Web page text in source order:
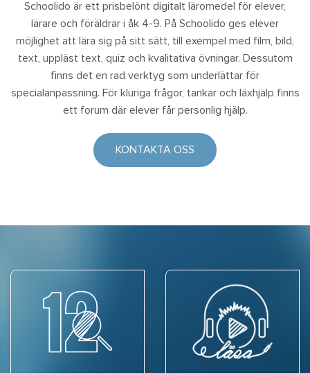
Schoolido är ett prisbelönt digitalt läromedel för elever,
lärare och föräldrar i åk 4-9. På Schoolido ges elever
möjlighet att lära sig på sitt sätt, till exempel med film, bild,
text, uppläst text, quiz och kvalitativa övningar. Dessutom
finns det en rad verktyg som underlättar för
specialanpassning. För kluriga frågor, tankar och läxhjälp finns
ett forum där elever får personlig hjälp.
KONTAKTA OSS